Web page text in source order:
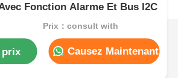
Fonction Alarme Et Bus I2C
Prix：consult with
prix Causez Maintenant